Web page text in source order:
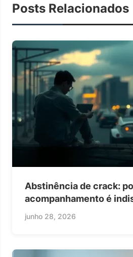
Posts Relacionados
Abstinência de crack:
acompanhamento é
junho 28, 2026